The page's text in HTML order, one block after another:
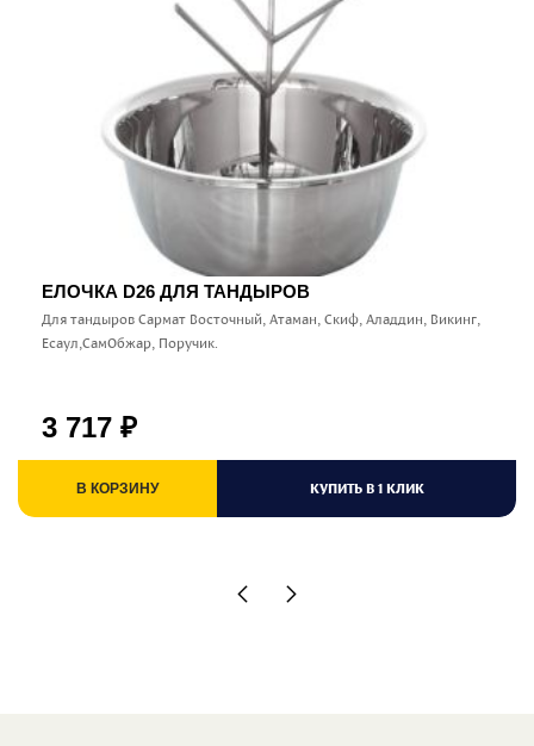
ЕЛОЧКА D26 ДЛЯ ТАНДЫРОВ
Для тандыров Сармат Восточный, Атаман, Скиф, Аладдин, Викинг,
Есаул,СамОбжар, Поручик.
3 717 ₽
В КОРЗИНУ КУПИТЬ В 1 КЛИК